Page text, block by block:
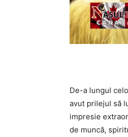
De-a lungul
avut prilejul să
impresie
de muncă,